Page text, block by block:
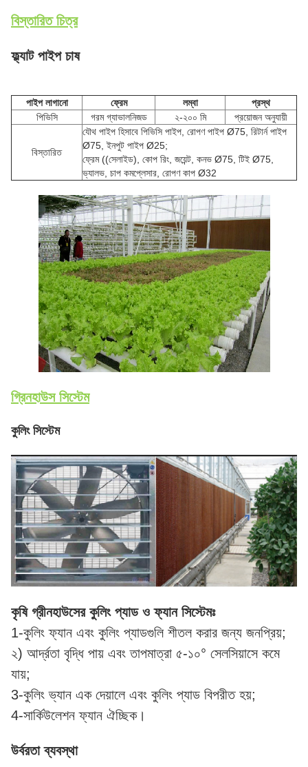
বিস্তারিত চিত্র
ফ্ল্যাট পাইপ চাষ
পাইপ লাগানো ফ্রেম লম্বা
প্রস্থ
পিভিসি
গরম গ্যাভালনিজড ২-২০০ মি প্রয়োজন অনুযায়ী
বিস্তারিত
যৌথ পাইপ হিসাবে পিভিসি পাইপ, রোপণ পাইপ Ø75, রিটার্ন পাইপ
Ø75, ইনপুট পাইপ Ø25;
ফ্রেম ((সেলাইড), কোপ রিং, জয়েন্ট, কনভ Ø75, টিই Ø75,
ভ্যালভ, চাপ কমপ্লেসার, রোপণ কাপ Ø32
গ্রিনহাউস সিস্টেম
কুলিং সিস্টেম
কৃষি গ্রীনহাউসের কুলিং প্যাড ও ফ্যান সিস্টেমঃ
1-কুলিং ফ্যান এবং কুলিং প্যাডগুলি শীতল করার জন্য জনপ্রিয়;
২) আর্দ্রতা বৃদ্ধি পায় এবং তাপমাত্রা ৫-১০° সেলসিয়াসে কমে
যায়;
3-কুলিং ভ্যান এক দেয়ালে এবং কুলিং প্যাড বিপরীত হয়;
4-সার্কিউলেশন ফ্যান ঐচ্ছিক।
উর্বরতা ব্যবস্থা